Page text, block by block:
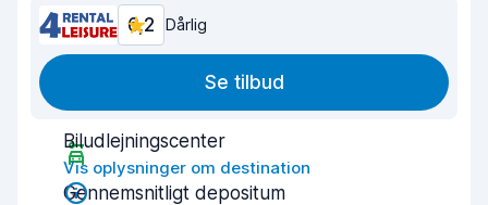
6,2 Dårlig
Se tilbud
Biludlejningscenter
Vis oplysninger om destination
Gennemsnitligt depositum